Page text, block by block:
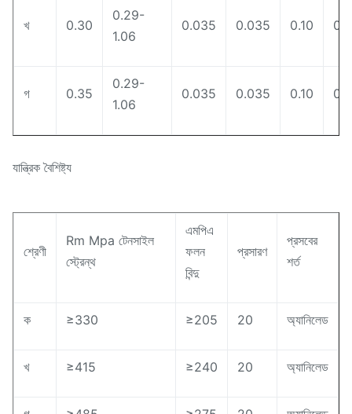
খ 0.30
0.29-
1.06
0.035 0.035 0.10
গ 0.35
0.29-
1.06
0.035 0.035 0.10
যান্ত্রিক বৈশিষ্ট্য
শ্রেণী
Rm Mpa টেনসাইল
স্ট্রেন্থ
এমপিএ
ফলন
বিন্দু
প্রসারণ
প্রসবের
শর্ত
ক ≥330 ≥205 20 অ্যানিলেড
খ ≥415 ≥240 20 অ্যানিলেড